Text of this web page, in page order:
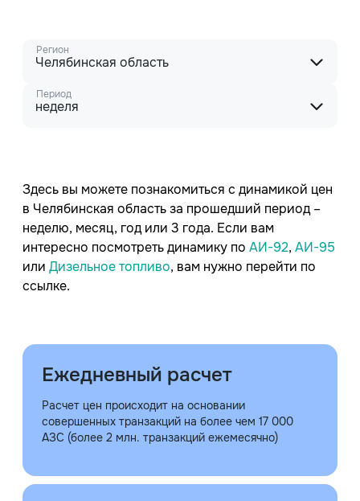
Регион
Челябинская область
Период
неделя
Здесь вы можете познакомиться с динамикой цен
в Челябинская область за прошедший период –
неделю, месяц, год или 3 года. Если вам
интересно посмотреть динамику по АИ-92, АИ-95
или Дизельное топливо, вам нужно перейти по
ссылке.
Ежедневный расчет
Расчет цен происходит на основании
совершенных транзакций на более чем 17 000
АЗС (более 2 млн. транзакций ежемесячно)